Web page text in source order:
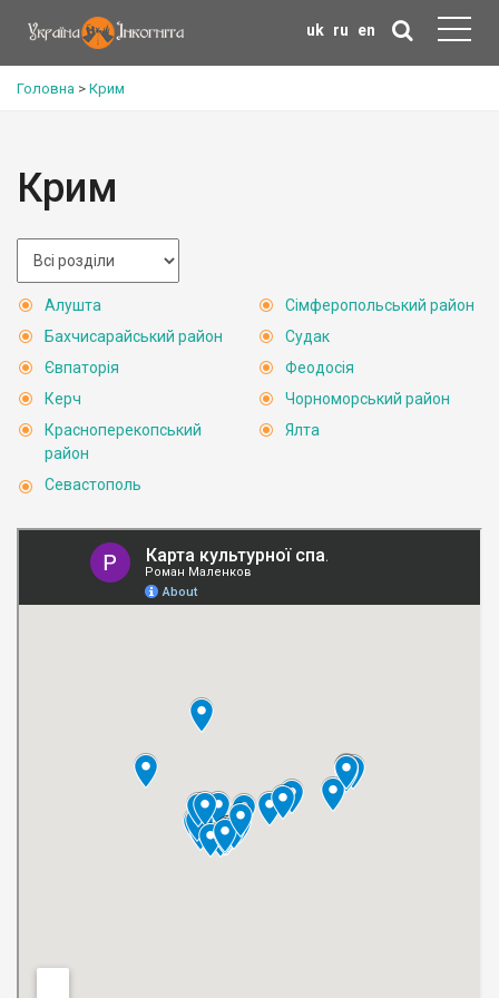
uk ru en
Головна > Крим
Крим
Алушта
Бахчисарайський район
Євпаторія
Керч
Красноперекопський
район
Севастополь
Сімферопольський район
Судак
Феодосія
Чорноморський район
Ялта